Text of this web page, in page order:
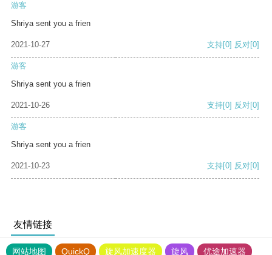
游客
Shriya sent you a frien
2021-10-27 支持[0] 反对[0]
游客
Shriya sent you a frien
2021-10-26 支持[0] 反对[0]
游客
Shriya sent you a frien
2021-10-23 支持[0] 反对[0]
友情链接
网站地图 QuickQ 旋风加速度器 旋风 优途加速器